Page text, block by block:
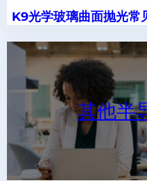
K9光学玻璃曲面抛光常
其他半